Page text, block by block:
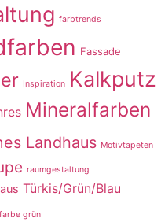
farbtrends
Fassade
Inspiration Kalkputz
Mineralfarben
Landhaus Motivtapeten
raumgestaltung
Türkis/Grün/Blau
grün